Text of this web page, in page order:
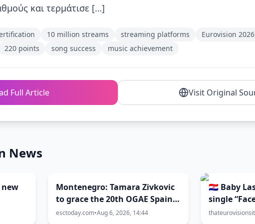
και τερμάτισε […]
10 million streams streaming platforms
Eurovision 2026
220 points song success music achievement
Full Article Visit Original
News
new
Montenegro: Tamara Zivkovic
to grace the 20th OGAE Spain
Congress
esctoday.com•Aug 6, 2026, 14:44
🇭🇷 Baby
single